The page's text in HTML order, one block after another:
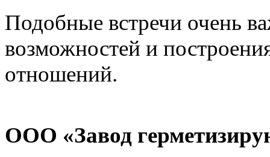
Подобные встречи очень
возможностей и
отношений.
ООО «Завод